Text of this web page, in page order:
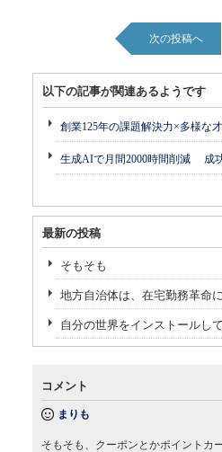
次の投稿へ
以下の記事が関連あるようです
創業125年の課題解決力×多様な
生成AIで月間2000時間削減 成
最新の投稿
そもそも
地方自治体は、在宅勤務革命
自分の世界をインストールし
コメント
まりも
そもそも、クーポンとかポイントカ